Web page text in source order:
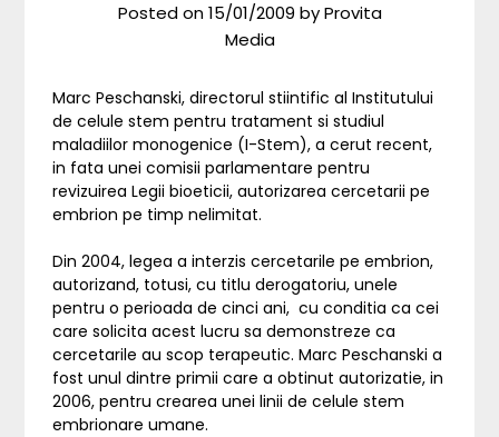
Posted on15/01/2009 byProvita
Media
Marc Peschanski, directorul stiintific al Institutului
de celule stem pentru tratament si studiul
maladiilor monogenice (I-Stem), a cerut recent,
in fata unei comisii parlamentare pentru
revizuirea Legii bioeticii, autorizarea cercetarii pe
embrion pe timp nelimitat.
Din 2004, legea a interzis cercetarile pe embrion,
autorizand, totusi, cu titlu derogatoriu, unele
pentru o perioada de cinci ani, cu conditia ca cei
care solicita acest lucru sa demonstreze ca
cercetarile au scop terapeutic. Marc Peschanski a
fost unul dintre primii care a obtinut autorizatie, in
2006, pentru crearea unei linii de celule stem
embrionare umane.